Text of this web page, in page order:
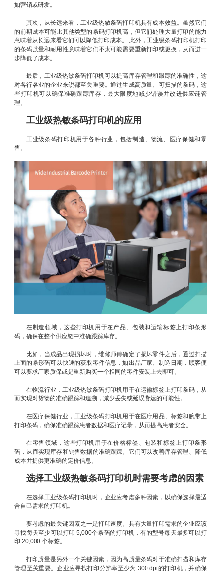
如营销或研发。
其次，从长远来看，工业级热敏条码打印机具有成本效益。虽然它们
的前期成本可能比其他类型的条码打印机高，但它们处理大量打印的能力
意味着从长远来看它们可以降低打印成本。 此外，工业级条码打印机打印
的条码质量和耐用性意味着它们不太可能需要重新打印或更换，从而进一
步降低了成本。
最后，工业级热敏条码打印机可以提高库存管理和跟踪的准确性，这
对各行各业的企业来说都至关重要。通过生成高质量、可扫描的条码，这
些打印机可以确保准确跟踪库存，最大限度地减少错误并改进供应链管
理。
工业级热敏条码打印机的应用
工业级条码打印机用于各种行业，包括制造、物流、医疗保健和零
售。
在制造领域，这些打印机用于在产品、包装和运输标签上打印条形
码，确保在整个供应链中准确跟踪库存。
比如，当成品出现损坏时，维修师傅确定了损坏零件之后，通过扫描
上面的条形码可以快速的获取零件信息，如出品厂家、制造日期，顾客便
可以要求厂家质保或是重新购买一个相同的零件安装上去即可。
在物流行业，工业级热敏条码打印机用于在运输标签上打印条码，从
而实现对货物的准确跟踪和追溯，减少丢失或延误货运的可能性。
在医疗保健行业，工业级条码打印机用于在医疗用品、标签和腕带上
打印条码，确保准确跟踪患者数据和医疗记录，从而提高患者安全。
在零售领域，这些打印机用于在价格标签、包装和标签上打印条形
码，从而实现库存和销售数据的准确跟踪。它们可以改善库存管理、降低
成本并提供更准确的定价信息。
选择工业级热敏条码打印机时需要考虑的因素
在选择工业级条码打印机时，企业应考虑多种因素，以确保选择最适
合自己需求的打印机。
要考虑的最关键因素之一是打印速度。具有大量打印需求的企业应该
寻找每天至少可以打印 5,000个条码的打印机，有的型号每天最多可以打
印 20,000 个标签。
打印质量是另外一个关键因素，因为高质量条码对于准确扫描和库存
管理至关重要。企业应寻找打印分辨率至少为 300 dpi的打印机，并确保